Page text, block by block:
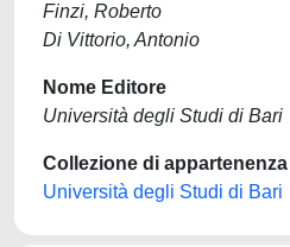
Finzi, Roberto
Di Vittorio, Antonio
Nome Editore
Università degli Studi di Bari
Collezione di appartenenza
Università degli Studi di Bari